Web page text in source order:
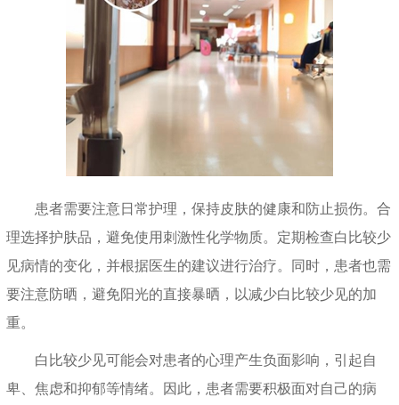
患者需要注意日常护理，保持皮肤的健康和防止损伤。合
理选择护肤品，避免使用刺激性化学物质。定期检查白比较少
见病情的变化，并根据医生的建议进行治疗。同时，患者也需
要注意防晒，避免阳光的直接暴晒，以减少白比较少见的加
重。
白比较少见可能会对患者的心理产生负面影响，引起自
卑、焦虑和抑郁等情绪。因此，患者需要积极面对自己的病